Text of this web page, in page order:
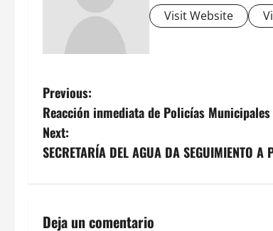
Visit Website
P
o
s
n
Previous:
Reacción inmediata de Policías
Next:
SECRETARÍA DEL AGUA DA SEGUIMIENTO
Deja un comentario